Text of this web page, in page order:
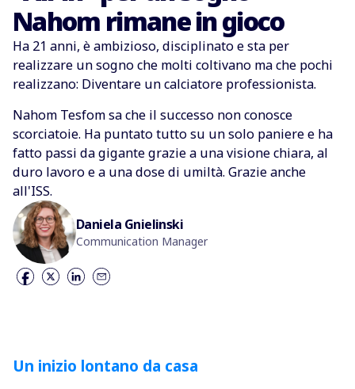
Nahom rimane in gioco
Ha 21 anni, è ambizioso, disciplinato e sta per
realizzare un sogno che molti coltivano ma che pochi
realizzano: Diventare un calciatore professionista.
Nahom Tesfom sa che il successo non conosce
scorciatoie. Ha puntato tutto su un solo paniere e ha
fatto passi da gigante grazie a una visione chiara, al
duro lavoro e a una dose di umiltà. Grazie anche
all'ISS.
Daniela Gnielinski
Communication Manager
Un inizio lontano da casa